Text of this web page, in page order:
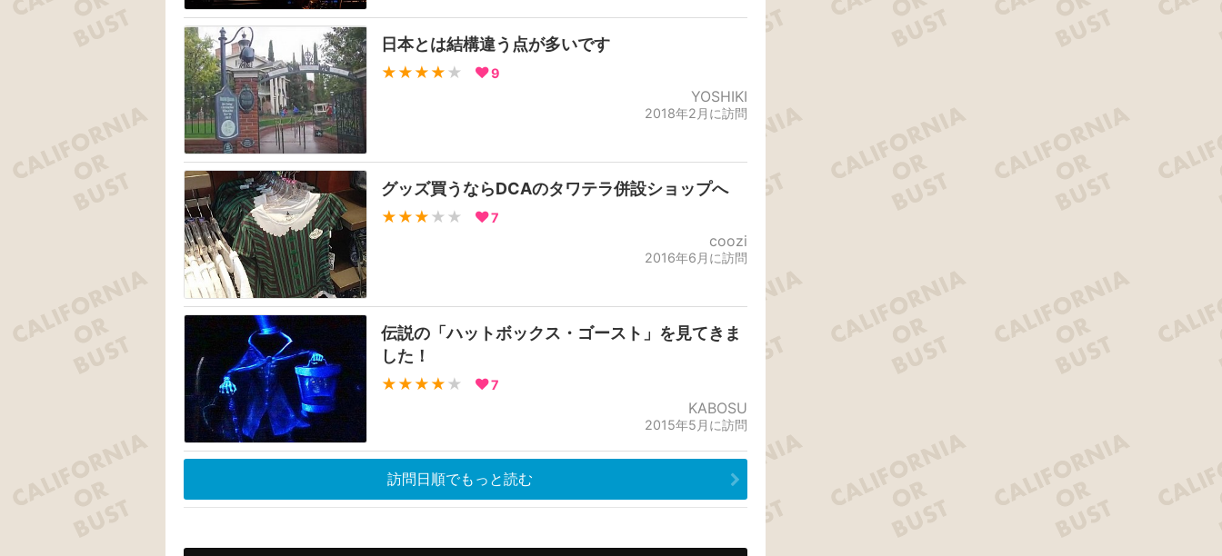
日本とは結構違う点が多いです
★★★★ ★ 9
YOSHIKI
2018年2月に訪問
グッズ買うならDCAのタワテラ併設ショップへ
★★★ ★★ 7
coozi
2016年6月に訪問
伝説の「ハットボックス・ゴースト」を見てきま
した！
★★★★ ★ 7
KABOSU
2015年5月に訪問
訪問日順でもっと読む